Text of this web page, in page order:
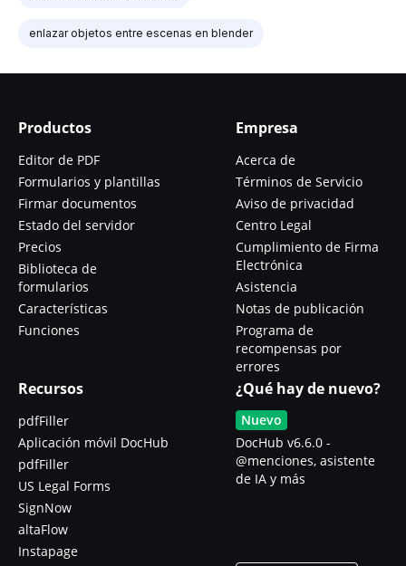
enlazar objetos entre escenas en blender
Productos
Editor de PDF
Formularios y plantillas
Firmar documentos
Estado del servidor
Precios
Biblioteca de
formularios
Características
Funciones
Empresa
Acerca de
Términos de Servicio
Aviso de privacidad
Centro Legal
Cumplimiento de Firma
Electrónica
Asistencia
Notas de publicación
Programa de
recompensas por
errores
Recursos
pdfFiller
Aplicación móvil DocHub
pdfFiller
US Legal Forms
SignNow
altaFlow
Instapage
¿Qué hay de nuevo?
Nuevo
DocHub v6.6.0 -
@menciones, asistente
de IA y más